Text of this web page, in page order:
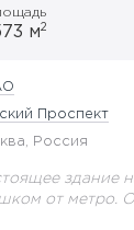
м2
Проспект
Россия
здание
от метро.